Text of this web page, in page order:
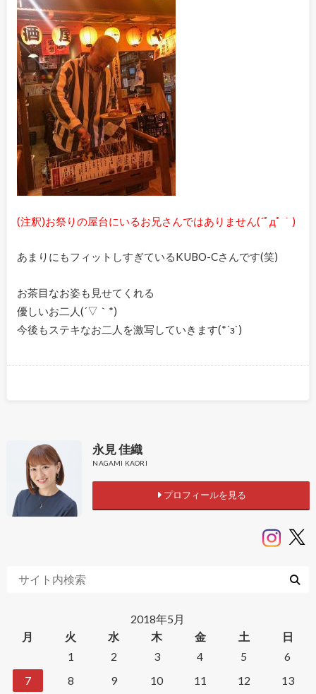
(注釈)お祭りの屋台にいるお兄さんではありません(´ﾟдﾟ｀)
あまりにもフィットしすぎているKUBO-Cさんです(笑)
お茶目なお姿も見せてくれる
優しいお二人(´▽｀*)
今後もステキなお二人を激写していきます(*´з`)
永見 佳織
NAGAMI KAORI
プロフィールを見る
2018年5月
月
火 水 木 金 土
日
1
2 3 4 5
6
7
8 9 10 11 12 13